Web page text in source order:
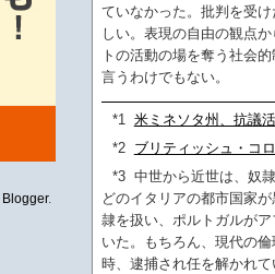
Blogger.
ていなかった。批判を受
しい。表現の自由の観点
トの活動の場を奪う社会
言うわけでもない。
*1 米ミネソタ州、抗議
*2
ブリティッシュ・コ
*3 中世から近世は、奴
どのイタリアの都市国家
隷を扱い、ポルトガルが
いた。もちろん、現代の
時、逮捕され任を解かれ